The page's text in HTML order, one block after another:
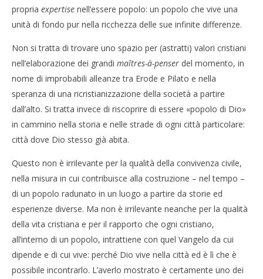
propria expertise nell’essere popolo: un popolo che vive una
unità di fondo pur nella ricchezza delle sue infinite differenze.
Non si tratta di trovare uno spazio per (astratti) valori cristiani
nell’elaborazione dei grandi maîtres-à-penser del momento, in
nome di improbabili alleanze tra Erode e Pilato e nella
speranza di una ricristianizzazione della società a partire
dall’alto. Si tratta invece di riscoprire di essere «popolo di Dio»
in cammino nella storia e nelle strade di ogni città particolare:
città dove Dio stesso già abita.
Questo non è irrilevante per la qualità della convivenza civile,
nella misura in cui contribuisce alla costruzione – nel tempo –
di un popolo radunato in un luogo a partire da storie ed
esperienze diverse. Ma non è irrilevante neanche per la qualità
della vita cristiana e per il rapporto che ogni cristiano,
all’interno di un popolo, intrattiene con quel Vangelo da cui
dipende e di cui vive: perché Dio vive nella città ed è lì che è
possibile incontrarlo. L’averlo mostrato è certamente uno dei